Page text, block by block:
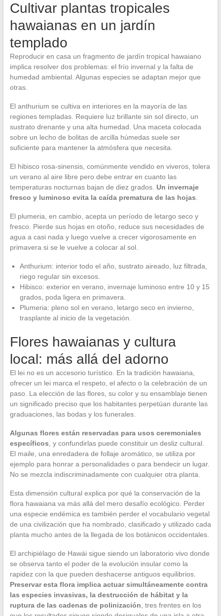
Cultivar plantas tropicales
hawaianas en un jardín
templado
Reproducir en casa un fragmento de jardín tropical hawaiano
implica resolver dos problemas: el frío invernal y la falta de
humedad ambiental. Algunas especies se adaptan mejor que
otras.
El anthurium se cultiva en interiores en la mayoría de las
regiones templadas. Requiere luz brillante sin sol directo, un
sustrato drenante y una alta humedad. Una maceta colocada
sobre un lecho de bolitas de arcilla húmedas suele ser
suficiente para mantener la atmósfera que necesita.
El hibisco rosa-sinensis, comúnmente vendido en viveros, tolera
un verano al aire libre pero debe entrar en cuanto las
temperaturas nocturnas bajan de diez grados. Un invernaje
fresco y luminoso evita la caída prematura de las hojas.
El plumeria, en cambio, acepta un período de letargo seco y
fresco. Pierde sus hojas en otoño, reduce sus necesidades de
agua a casi nada y luego vuelve a crecer vigorosamente en
primavera si se le vuelve a colocar al sol.
Anthurium: interior todo el año, sustrato aireado, luz filtrada,
riego regular sin excesos.
Hibisco: exterior en verano, invernaje luminoso entre 10 y 15
grados, poda ligera en primavera.
Plumeria: pleno sol en verano, letargo seco en invierno,
trasplante al inicio de la vegetación.
Flores hawaianas y cultura
local: más allá del adorno
El lei no es un accesorio turístico. En la tradición hawaiana,
ofrecer un lei marca el respeto, el afecto o la celebración de un
paso. La elección de las flores, su color y su ensamblaje tienen
un significado preciso que los habitantes perpetúan durante las
graduaciones, las bodas y los funerales.
Algunas flores están reservadas para usos ceremoniales
específicos, y confundirlas puede constituir un desliz cultural.
El maile, una enredadera de follaje aromático, se utiliza por
ejemplo para honrar a personalidades o para bendecir un lugar.
No se mezcla indiscriminadamente con cualquier otra planta.
Esta dimensión cultural explica por qué la conservación de la
flora hawaiana va más allá del mero desafío ecológico. Perder
una especie endémica es también perder el vocabulario vegetal
de una civilización que ha nombrado, clasificado y utilizado cada
planta mucho antes de la llegada de los botánicos occidentales.
El archipiélago de Hawái sigue siendo un laboratorio vivo donde
se observa tanto el poder de la evolución insular como la
rapidez con la que pueden deshacerse antiguos equilibrios.
Preservar esta flora implica actuar simultáneamente contra
las especies invasivas, la destrucción de hábitat y la
ruptura de las cadenas de polinización, tres frentes en los